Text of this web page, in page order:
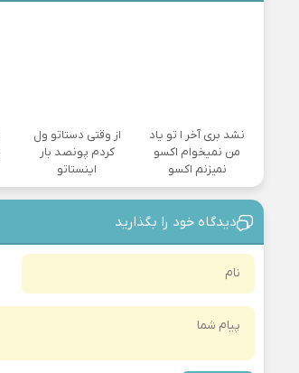
نشد بری آخر ا تو یاد
من نمیخوام اکسو
نمیزنم اکسو
از وقتی دستاتو ول
کردم پونصد بار
اینستاتو
دیدگاه خود را بگذارید